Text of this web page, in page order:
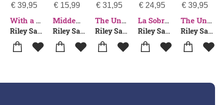
€39,95
With a Vengeance
Riley Sager
€15,99
Midden in de nacht
Riley Sager
€ 31,95
The Unknown
Riley Sager
€ 24,95
La Sobreviviente: Callar No Borra El Pasado... Ni Una Masacre / Final Girls
Riley Sager
€39,95
The Unknown
Riley Sager